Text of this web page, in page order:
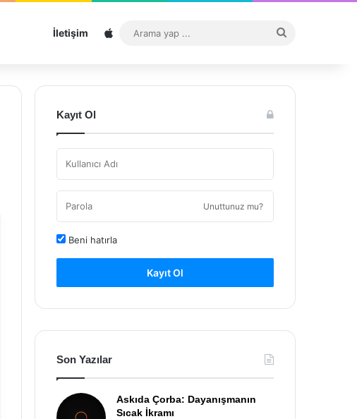
İletişim Sitemap
...
Kayıt Ol
Unuttunuz mu?
Beni hatırla
Kayıt Ol
Son Yazılar
Askıda Çorba: Dayanışmanın
Sıcak İkramı